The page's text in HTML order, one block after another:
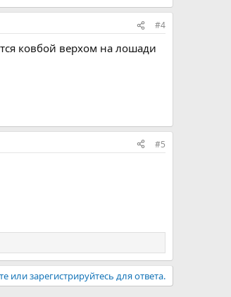
#4
ковбой верхом на лошади
#5
или зарегистрируйтесь для ответа.